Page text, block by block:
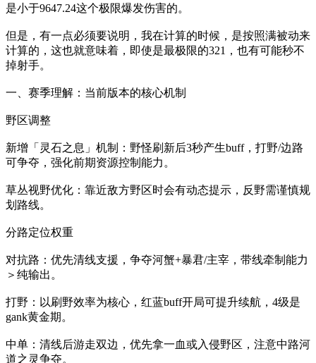
是小于9647.24这个极限爆发伤害的。
但是，有一点必须要说明，我在计算的时候，是按照满被动来
计算的，这也就意味着，即使是最极限的321，也有可能秒不
掉射手。
一、赛季理解：当前版本的核心机制
野区调整
新增「灵石之息」机制：野怪刷新后3秒产生buff，打野/边路
可争夺，强化前期资源控制能力。
草丛视野优化：靠近敌方野区时会有动态提示，反野需谨慎规
划路线。
分路定位权重
对抗路：优先清线支援，争夺河蟹+暴君/主宰，带线牵制能力
＞纯输出。
打野：以刷野效率为核心，红蓝buff开局可提升续航，4级是
gank黄金期。
中单：清线后游走双边，优先拿一血或入侵野区，注意中路河
道之灵争夺。